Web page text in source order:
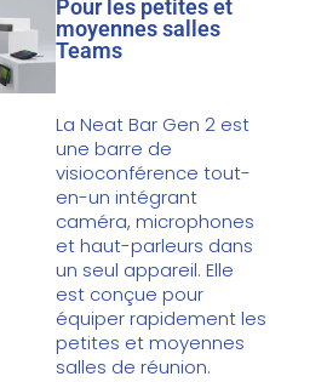
Pour les petites et
moyennes salles
Teams
La Neat Bar Gen 2 est
une barre de
visioconférence tout-
en-un intégrant
caméra, microphones
et haut-parleurs dans
un seul appareil. Elle
est conçue pour
équiper rapidement les
petites et moyennes
salles de réunion.